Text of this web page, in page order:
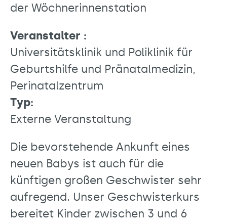
der Wöchnerinnenstation
Veranstalter :
Universitätsklinik und Poliklinik für
Geburtshilfe und Pränatalmedizin,
Perinatalzentrum
Typ:
Externe Veranstaltung
Die bevorstehende Ankunft eines
neuen Babys ist auch für die
künftigen großen Geschwister sehr
aufregend. Unser Geschwisterkurs
bereitet Kinder zwischen 3 und 6